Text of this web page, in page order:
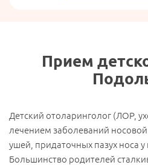
Прием
Детский отоларинголог (ЛОР,
лечением заболеваний носовой
ушей, придаточных пазух носа
Большинство родителей